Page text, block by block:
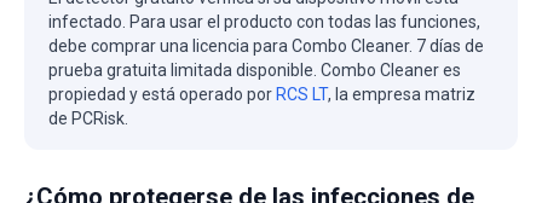
infectado. Para usar el producto con todas las funciones,
debe comprar una licencia para Combo Cleaner. 7 días de
prueba gratuita limitada disponible. Combo Cleaner es
propiedad y está operado por RCS LT, la empresa matriz
de PCRisk.
¿Cómo protegerse de las infecciones de